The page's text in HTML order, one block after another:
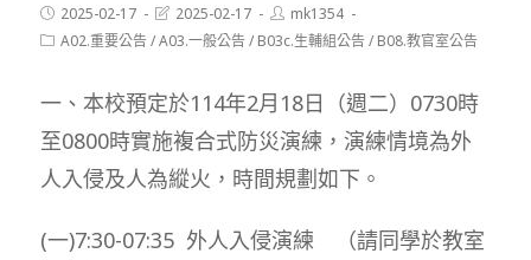
Post
published:
2025-02-17
Post
modified:
2025-02-17
Post
author:
mk1354
PostA02.重要公告/A03.一般公告/ B03c.生輔組公告/ B08.教官室公告
一、本校預定於114年2月18日（週二）0730時
至0800時實施複合式防災演練，演練情境為外
人入侵及人為縱火，時間規劃如下。
(一)7:30-07:35 外人入侵演練 （請同學於教室